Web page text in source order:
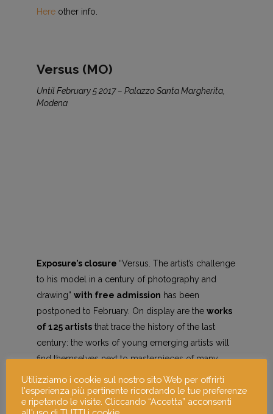
Hereother info.
Versus (MO)
Until February 5 2017 – Palazzo Santa Margherita,
Modena
Exposure’s closure “Versus. The artist’s challenge
to his model in a century of photography and
drawing” with free admission has been
postponed to February. On display are the works
of 125 artiststhat trace the history of the last
century: the works of young emerging artists will
find themselves next to masterpieces of many
protagonists of the twentieth century.
For details, see thelink.
Utilizziamo i cookie sul nostro sito Web per offrirti
l'esperienza più pertinente ricordando le tue preferenze
e ripetendo le visite. Cliccando “Accetta” acconsenti